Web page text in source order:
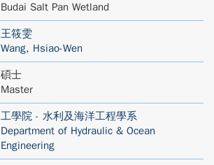
Budai Salt Pan Wetland
王筱雯
Wang, Hsiao-Wen
碩士
Master
工學院 - 水利及海洋工程學系
Department of Hydraulic & Ocean
Engineering